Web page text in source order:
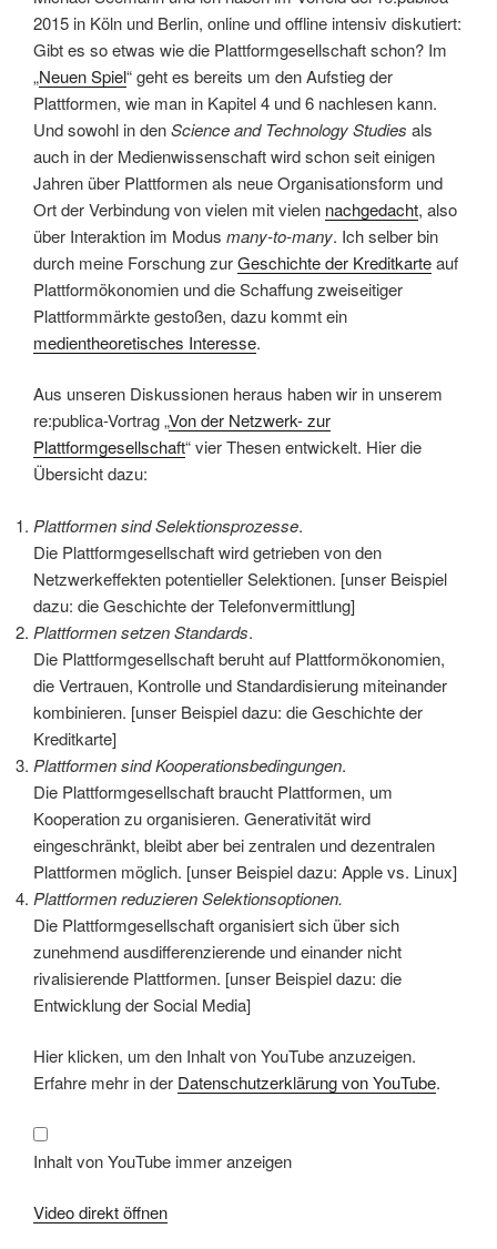
2015 in Köln und Berlin, online und offline intensiv diskutiert:
Gibt es so etwas wie die Plattformgesellschaft schon? Im
„Neuen Spiel“ geht es bereits um den Aufstieg der
Plattformen, wie man in Kapitel 4 und 6 nachlesen kann.
Und sowohl in denScience and Technology Studies als
auch in der Medienwissenschaft wird schon seit einigen
Jahren über Plattformen als neue Organisationsform und
Ort der Verbindung von vielen mit vielen nachgedacht, also
über Interaktion im Modus many-to-many. Ich selber bin
durch meine Forschung zurGeschichte der Kreditkarteauf
Plattformökonomien und die Schaffung zweiseitiger
Plattformmärkte gestoßen, dazu kommt ein
medientheoretisches Interesse.
Aus unseren Diskussionen heraus haben wir in unserem
re:publica-Vortrag „Von der Netzwerk- zur
Plattformgesellschaft“ vier Thesen entwickelt. Hier die
Übersicht dazu:
Plattformen sind Selektionsprozesse.
Die Plattformgesellschaft wird getrieben von den
Netzwerkeffekten potentieller Selektionen. [unser Beispiel
dazu: die Geschichte der Telefonvermittlung]
Plattformen setzen Standards.
Die Plattformgesellschaft beruht auf Plattformökonomien,
die Vertrauen, Kontrolle und Standardisierung miteinander
kombinieren. [unser Beispiel dazu: die Geschichte der
Kreditkarte]
Plattformen sind Kooperationsbedingungen.
Die Plattformgesellschaft braucht Plattformen, um
Kooperation zu organisieren. Generativität wird
eingeschränkt, bleibt aber bei zentralen und dezentralen
Plattformen möglich. [unser Beispiel dazu: Apple vs. Linux]
Plattformen reduzieren Selektionsoptionen.
Die Plattformgesellschaft organisiert sich über sich
zunehmend ausdifferenzierende und einander nicht
rivalisierende Plattformen. [unser Beispiel dazu: die
Entwicklung der Social Media]
Inhalt
von
YouTube
anzeigen
Hier klicken, um den Inhalt von YouTube anzuzeigen.
Erfahre mehr in der Datenschutzerklärung von YouTube.
Inhalt von YouTube immer anzeigen
Video direkt öffnen